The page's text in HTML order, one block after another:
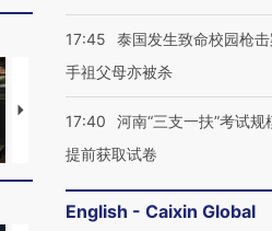
马航飞行员跨国走私7万
粒摇头丸 尿检体内含3种
视线｜被称为
度Z世代 用
17:45
泰国发生致命校园枪
手祖父母亦被杀
17:40
河南“三支一扶”考试
提前获取试卷
English - Caixin Global